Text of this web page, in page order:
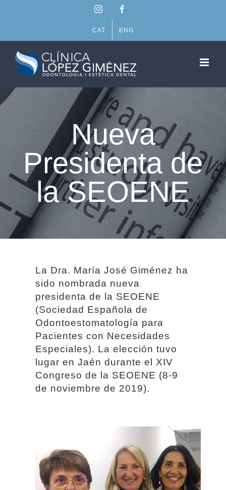
Instagram
CAT ENG
Nueva
Presidenta de
la SEOENE
La Dra. María José Giménez ha
sido nombrada nueva
presidenta de la SEOENE
(Sociedad Española de
Odontoestomatología para
Pacientes con Necesidades
Especiales). La elección tuvo
lugar en Jaén durante el XIV
Congreso de la SEOENE (8-9
de noviembre de 2019).